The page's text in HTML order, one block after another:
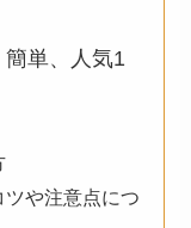
簡単、人気1
や注意点につ